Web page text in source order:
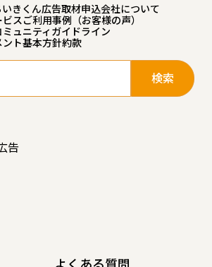
いきくん広告取材申込会社について
スご利用事例（お客様の声）
ミュニティガイドライン
ト基本方針約款
告
よくある質問